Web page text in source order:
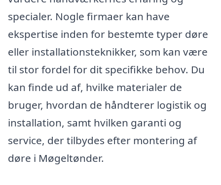
specialer. Nogle firmaer kan have
ekspertise inden for bestemte typer døre
eller installationsteknikker, som kan være
til stor fordel for dit specifikke behov. Du
kan finde ud af, hvilke materialer de
bruger, hvordan de håndterer logistik og
installation, samt hvilken garanti og
service, der tilbydes efter montering af
døre i Møgeltønder.